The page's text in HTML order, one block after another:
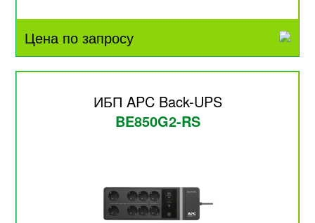
Цена по запросу
ИБП APC Back-UPS
BE850G2-RS